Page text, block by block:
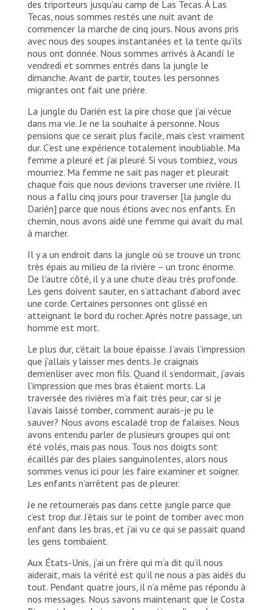
des triporteurs jusqu’au camp de Las Tecas. À Las
Tecas, nous sommes restés une nuit avant de
commencer la marche de cinq jours. Nous avons pris
avec nous des soupes instantanées et la tente qu’ils
nous ont donnée. Nous sommes arrivés à Acandí le
vendredi et sommes entrés dans la jungle le
dimanche. Avant de partir, toutes les personnes
migrantes ont fait une prière.
La jungle du Darién est la pire chose que j’ai vécue
dans ma vie. Je ne la souhaite à personne. Nous
pensions que ce serait plus facile, mais c’est vraiment
dur. C’est une expérience totalement inoubliable. Ma
femme a pleuré et j’ai pleuré. Si vous tombiez, vous
mourriez. Ma femme ne sait pas nager et pleurait
chaque fois que nous devions traverser une rivière. Il
nous a fallu cinq jours pour traverser [la jungle du
Darién] parce que nous étions avec nos enfants. En
chemin, nous avons aidé une femme qui avait du mal
à marcher.
Il y a un endroit dans la jungle où se trouve un tronc
très épais au milieu de la rivière – un tronc énorme.
De l’autre côté, il y a une chute d’eau très profonde.
Les gens doivent sauter, en s’attachant d’abord avec
une corde. Certaines personnes ont glissé en
atteignant le bord du rocher. Après notre passage, un
homme est mort.
Le plus dur, c’était la boue épaisse. J’avais l’impression
que j’allais y laisser mes dents. Je craignais
dem’enliser avec mon fils. Quand il s’endormait, j’avais
l’impression que mes bras étaient morts. La
traversée des rivières m’a fait très peur, car si je
l’avais laissé tomber, comment aurais-je pu le
sauver? Nous avons escaladé trop de falaises. Nous
avons entendu parler de plusieurs groupes qui ont
été volés, mais pas nous. Tous nos doigts sont
écaillés par des plaies sanguinolentes, alors nous
sommes venus ici pour les faire examiner et soigner.
Les enfants n’arrêtent pas de pleurer.
Je ne retournerais pas dans cette jungle parce que
c’est trop dur. J’étais sur le point de tomber avec mon
enfant dans les bras, et j’ai vu ce qui se passait quand
les gens tombaient.
Aux États-Unis, j’ai un frère qui m’a dit qu’il nous
aiderait, mais la vérité est qu’il ne nous a pas aidés du
tout. Pendant quatre jours, il n’a même pas répondu à
nos messages. Nous savons maintenant que le Costa